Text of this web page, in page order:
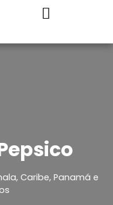
Caribe, Panamá e